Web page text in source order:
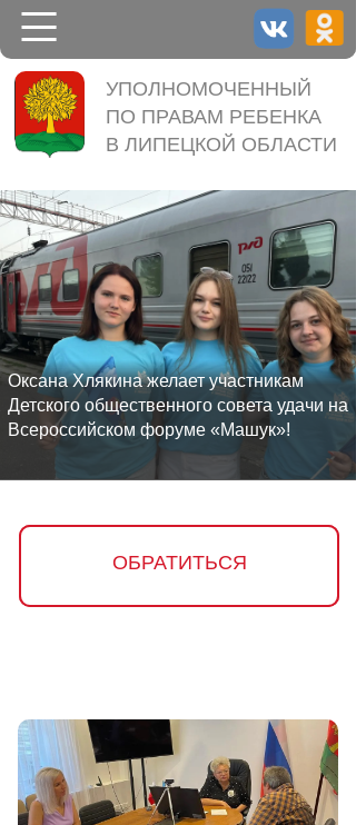
ОБРАТИТЬСЯ
ОБРАТИТЬСЯ
УПОЛНОМОЧЕННЫЙ
ПО ПРАВАМ РЕБЕНКА
В ЛИПЕЦКОЙ ОБЛАСТИ
НОВОСТИ
УПОЛНОМОЧЕННЫЙ
КОНТАКТЫ